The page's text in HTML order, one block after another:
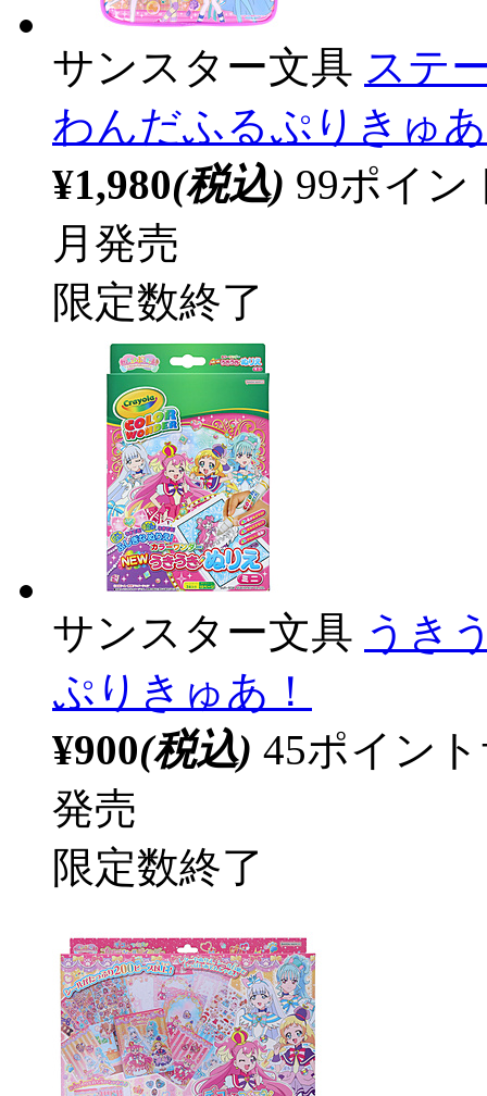
サンスター文具 ステ
わんだふるぷりきゅ
¥1,980(税込) 99ポイ
月発売
限定数終了
サンスター文具 うき
ぷりきゅあ！
¥900(税込) 45ポイン
発売
限定数終了